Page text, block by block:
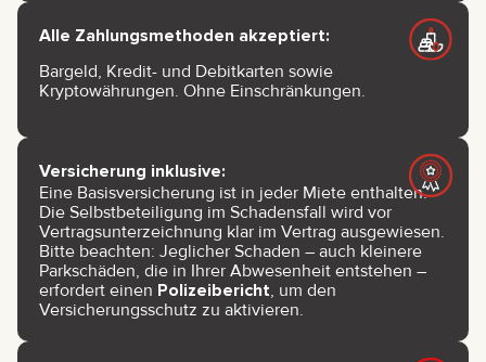
Alle Zahlungsmethoden akzeptiert:
Bargeld, Kredit- und Debitkarten sowie
Kryptowährungen. Ohne Einschränkungen.
Versicherung inklusive:
Eine Basisversicherung ist in jeder Miete enthalten.
Die Selbstbeteiligung im Schadensfall wird vor
Vertragsunterzeichnung klar im Vertrag ausgewiesen.
Bitte beachten: Jeglicher Schaden – auch kleinere
Parkschäden, die in Ihrer Abwesenheit entstehen –
erfordert einen Polizeibericht, um den
Versicherungsschutz zu aktivieren.